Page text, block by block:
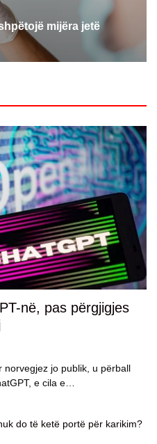
mijëra jetë
në, pas përgjigjes
norvegjez jo publik, u përball
e cila e…
do të ketë portë për karikim?